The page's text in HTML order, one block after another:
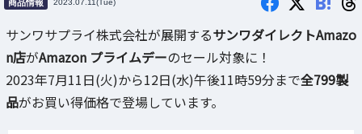
2023.07.11(Tue)
サンワサプライ株式会社が展開するサンワダイレクトAmazo
n店がAmazon プライムデーのセール対象に！
2023年7月11日(火)から12日(水)午後11時59分まで全799製
品がお買い得価格で登場しています。